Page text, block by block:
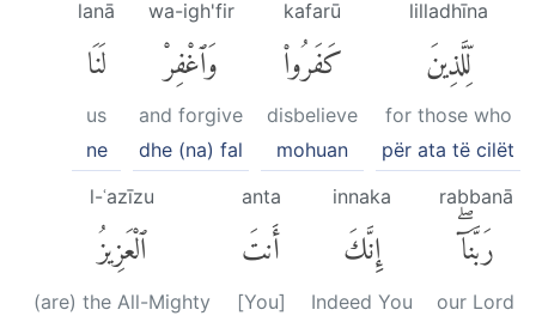
lilladhīna
لِّلَّذِينَ
for those who
për ata të cilët
kafarū
كَفَرُوا۟
disbelieve
mohuan
wa-igh'fir
وَٱغْفِرْ
and forgive
dhe (na) fal
lanā
لَنَا
us
ne
rabbanā
رَبَّنَآۖ
our Lord
innaka
إِنَّكَ
Indeed You
anta
أَنتَ
[You]
l-ʿazīzu
ٱلْعَزِيزُ
(are) the All-Mighty